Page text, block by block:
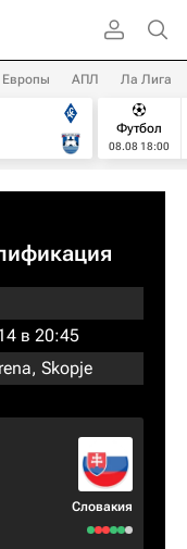
Европы АПЛ Ла Лига
Футбол
08.08 18:00
в 20:45
Skopje
Словакия